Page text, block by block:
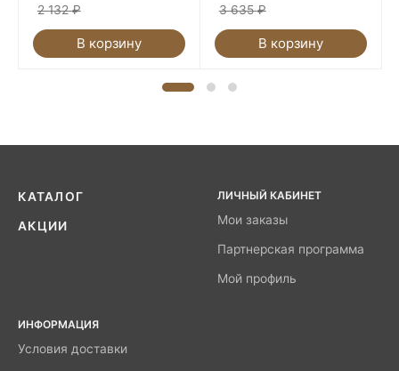
2 132 ₽
В корзину
3 635 ₽
В корзину
КАТАЛОГ
АКЦИИ
ЛИЧНЫЙ КАБИНЕТ
Мои заказы
Партнерская программа
Мой профиль
ИНФОРМАЦИЯ
Условия доставки